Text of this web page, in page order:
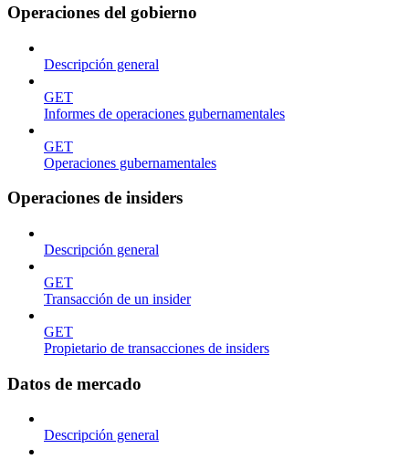
Operaciones del gobierno
Descripción general
GET
Informes de operaciones gubernamentales
GET
Operaciones gubernamentales
Operaciones de insiders
Descripción general
GET
Transacción de un insider
GET
Propietario de transacciones de insiders
Datos de mercado
Descripción general